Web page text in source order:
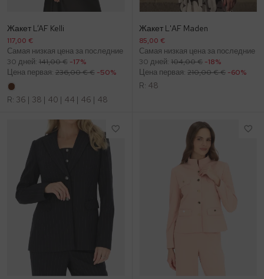
Жакет L’AF Kelli
117,00 €
Самая низкая цена за последние
30 дней: 141,00 € -17%
Цена первая: 236,00 € € -50%
R: 36 | 38 | 40 | 44 | 46 | 48
Жакет L'AF Maden
85,00 €
Самая низкая цена за последние
30 дней:104,00 € -18%
Цена первая:210,00 € € -60%
R: 48